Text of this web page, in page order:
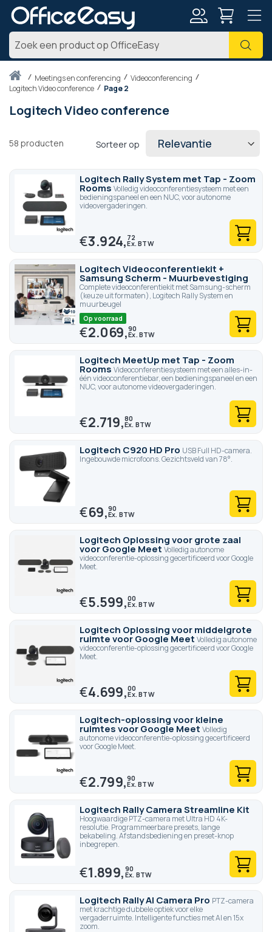
Zoek
Thuismeetings en conferencing
Videoconferencing
Logitech Video conference
Page 2
Logitech Video conference
58 producten Sorteer op
Logitech Rally System met Tap - Zoom
Rooms Volledig videoconferentiesysteem met een
bedieningspaneel en een NUC, voor autonome
videovergaderingen.
€3.924,72
Logitech Videoconferentiekit +
Samsung Scherm - Muurbevestiging
Complete videoconferentiekit met Samsung-scherm
(keuze uit formaten), Logitech Rally System en
muurbeugel
Op voorraad
€2.069,90
Logitech MeetUp met Tap - Zoom
Rooms Videoconferentiesysteem met een alles-in-
één videoconferentiebar, een bedieningspaneel en een
NUC, voor autonome videovergaderingen.
€2.719,80
Logitech C920 HD Pro USB Full HD-camera.
Ingebouwde microfoons. Gezichtsveld van 78°.
€69,90
Logitech Oplossing voor grote zaal
voor Google Meet Volledig autonome
videoconferentie-oplossing gecertificeerd voor Google
Meet.
€5.599,00
Logitech Oplossing voor middelgrote
ruimte voor Google Meet Volledig autonome
videoconferentie-oplossing gecertificeerd voor Google
Meet.
€4.699,00
Logitech-oplossing voor kleine
ruimtes voor Google Meet Volledig
autonome videoconferentie-oplossing gecertificeerd
voor Google Meet.
€2.799,90
Logitech Rally Camera Streamline Kit
Hoogwaardige PTZ-camera met Ultra HD 4K-
resolutie. Programmeerbare presets, lange
bekabeling. Afstandsbediening en preset-knop
inbegrepen.
€1.899,90
Logitech Rally AI Camera Pro PTZ-camera
met krachtige dubbele optiek voor elke
vergaderruimte. Intelligente functies met AI en 15x
zoom.